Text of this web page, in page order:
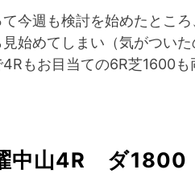
て今週も検討を始めたとこ
見始めてしまい（気がつい
もお目当ての6R芝1600も
中山4R ダ1800